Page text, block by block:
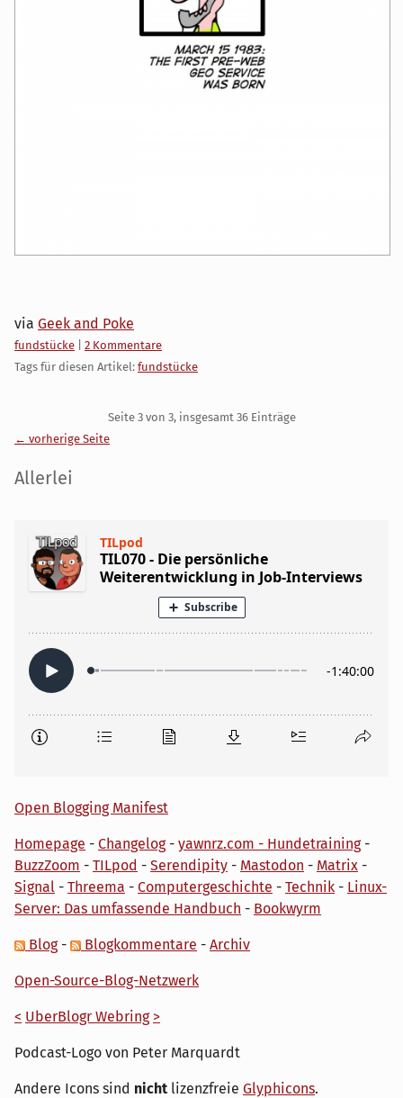
via Geek and Poke
Kategorien:
fundstücke
2 Kommentare
Tags für diesen Artikel: fundstücke
Seite 3 von 3, insgesamt 36 Einträge
← vorherige Seite
Seitenleiste
Allerlei
Open Blogging Manifest
Homepage - Changelog- yawnrz.com - Hundetraining-
BuzzZoom - TILpod - Serendipity - Mastodon - Matrix -
Signal - Threema - Computergeschichte - Technik - Linux-
Server: Das umfassende Handbuch - Bookwyrm
Blog- Blogkommentare - Archiv
Open-Source-Blog-Netzwerk
< UberBlogr Webring >
Podcast-Logo von Peter Marquardt
Andere Icons sind nicht lizenzfreie Glyphicons.